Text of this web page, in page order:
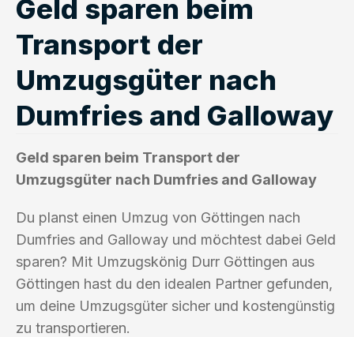
Geld sparen beim
Transport der
Umzugsgüter nach
Dumfries and Galloway
Geld sparen beim Transport der
Umzugsgüter nach Dumfries and Galloway
Du planst einen Umzug von Göttingen nach
Dumfries and Galloway und möchtest dabei Geld
sparen? Mit Umzugskönig Durr Göttingen aus
Göttingen hast du den idealen Partner gefunden,
um deine Umzugsgüter sicher und kostengünstig
zu transportieren.